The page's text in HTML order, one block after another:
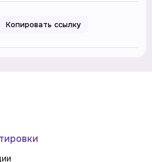
Копировать ссылку